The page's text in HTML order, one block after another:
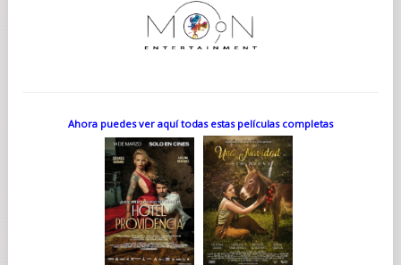
Ahora puedes ver aquí todas estas películas completas